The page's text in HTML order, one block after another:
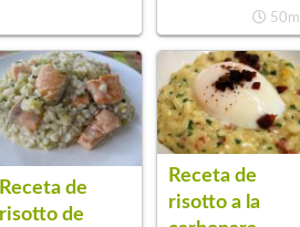
50m
Receta de
risotto de
Receta de
risotto a la